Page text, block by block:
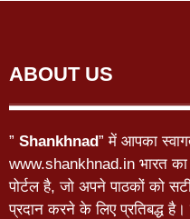
ABOUT US
” Shankhnad” में आपका
www.shankhnad.in भारत
पोर्टल है, जो अपने पाठकों को
प्रदान करने के लिए प्रतिबद्ध